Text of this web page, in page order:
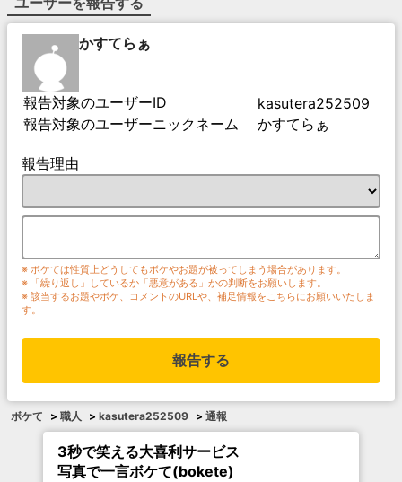
かすてらぁ
報告対象のユーザーID
kasutera252509
報告対象のユーザーニックネーム
かすてらぁ
報告理由
※ ボケては性質上どうしてもボケやお題が被ってしまう場合があります。
※ 「繰り返し」しているか「悪意がある」かの判断をお願いします。
※ 該当するお題やボケ、コメントのURLや、補足情報をこちらにお願いいたしま
す。
報告する
ボケて > 職人 > kasutera252509 > 通報
3秒で笑える大喜利サービス
写真で一言ボケて(bokete)